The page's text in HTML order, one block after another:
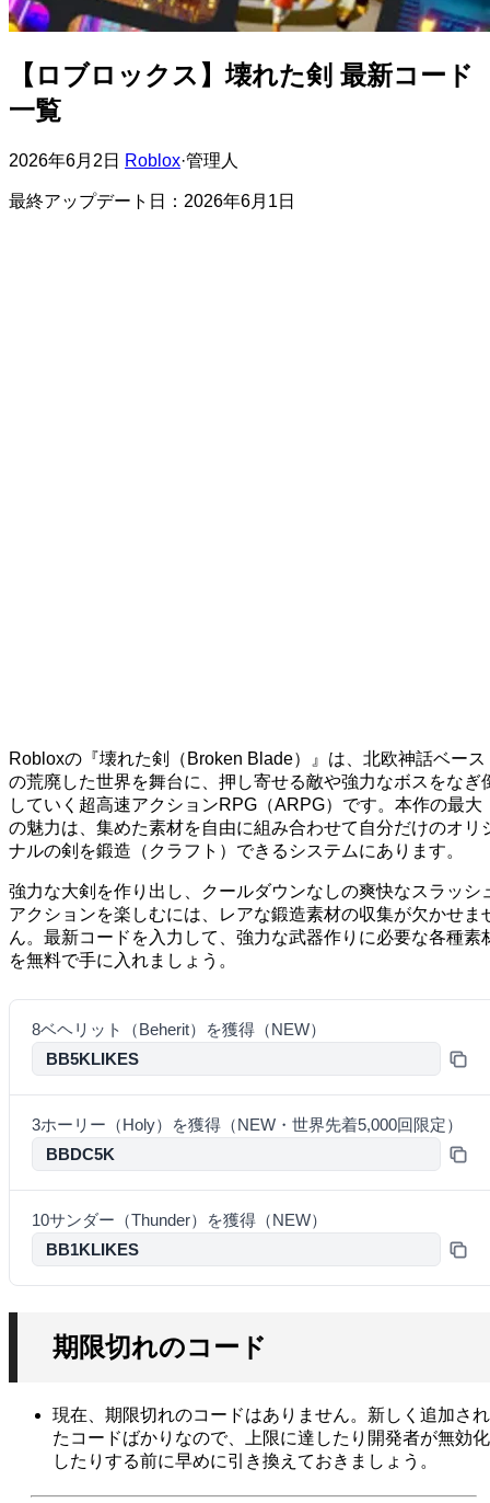
【ロブロックス】壊れた剣 最新コード
一覧
2026年6月2日 Roblox·管理人
最終アップデート日：2026年6月1日
Robloxの『壊れた剣（Broken Blade）』は、北欧神話ベース
の荒廃した世界を舞台に、押し寄せる敵や強力なボスをなぎ
していく超高速アクションRPG（ARPG）です。本作の最大
の魅力は、集めた素材を自由に組み合わせて自分だけのオリ
ナルの剣を鍛造（クラフト）できるシステムにあります。
強力な大剣を作り出し、クールダウンなしの爽快なスラッシ
アクションを楽しむには、レアな鍛造素材の収集が欠かせま
ん。最新コードを入力して、強力な武器作りに必要な各種素
を無料で手に入れましょう。
8ベヘリット（Beherit）を獲得（NEW）
BB5KLIKES
3ホーリー（Holy）を獲得（NEW・世界先着5,000回限定）
BBDC5K
10サンダー（Thunder）を獲得（NEW）
BB1KLIKES
期限切れのコード
現在、期限切れのコードはありません。新しく追加され
たコードばかりなので、上限に達したり開発者が無効化
したりする前に早めに引き換えておきましょう。